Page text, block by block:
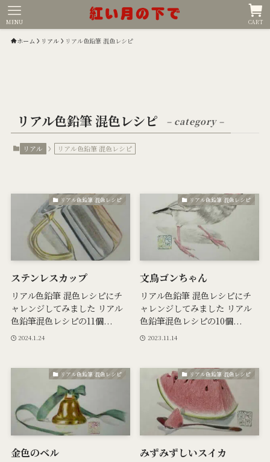
CART
MENU
ホーム リアル リアル色鉛筆 混色レシピ
リアル色鉛筆 混色レシピ – category –
リアル リアル色鉛筆 混色レシピ
リアル色鉛筆 混色レシピ
ステンレスカップ
リアル色鉛筆 混色レシピにチ
ャレンジしてみました リアル
色鉛筆混色レシピの11個...
2024.1.24
リアル色鉛筆 混色レシピ
文鳥ゴンちゃん
リアル色鉛筆 混色レシピにチ
ャレンジしてみました リアル
色鉛筆混色レシピの10個...
2023.11.14
リアル色鉛筆 混色レシピ
金色のベル
リアル色鉛筆 混色レシピ
みずみずしいスイカ